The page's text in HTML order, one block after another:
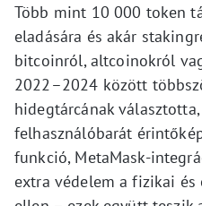
Több mint 10 000 token
eladására és akár
bitcoinról, altcoinokról
2022–2024 között
hidegtárcának
felhasználóbarát
funkció, MetaMask-
extra védelem a fizikai